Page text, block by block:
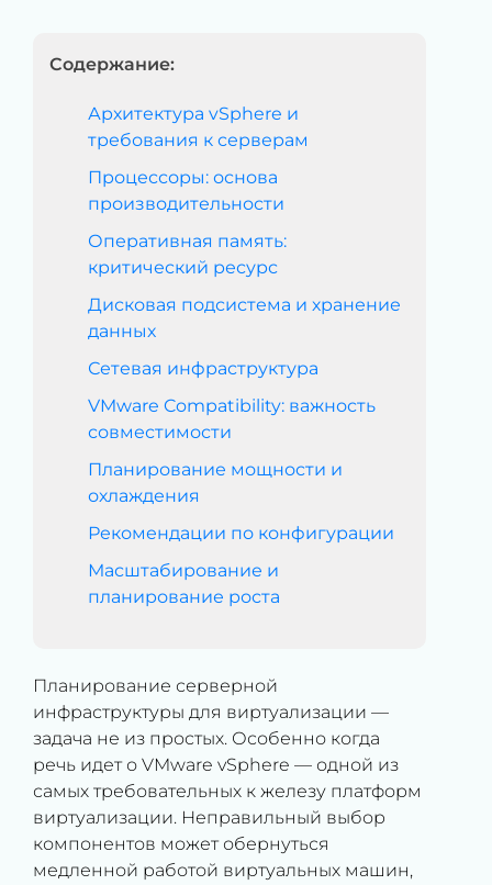
Содержание:
Архитектура vSphere и
требования к серверам
Процессоры: основа
производительности
Оперативная память:
критический ресурс
Дисковая подсистема и хранение
данных
Сетевая инфраструктура
VMware Compatibility: важность
совместимости
Планирование мощности и
охлаждения
Рекомендации по конфигурации
Масштабирование и
планирование роста
Планирование серверной
инфраструктуры для виртуализации —
задача не из простых. Особенно когда
речь идет о VMware vSphere — одной из
самых требовательных к железу платформ
виртуализации. Неправильный выбор
компонентов может обернуться
медленной работой виртуальных машин,